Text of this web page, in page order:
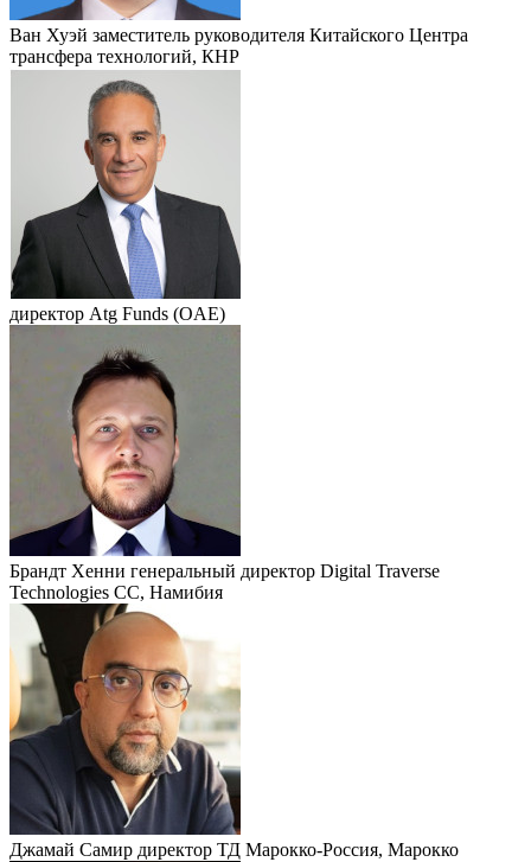
Ван Хуэй заместитель руководителя Китайского Центра
трансфера технологий, КНР
директор Atg Funds (OAE)
Брандт Хенни генеральный директор Digital Traverse
Technologies СС, Намибия
Джамай Самир директор ТД Марокко-Россия, Марокко